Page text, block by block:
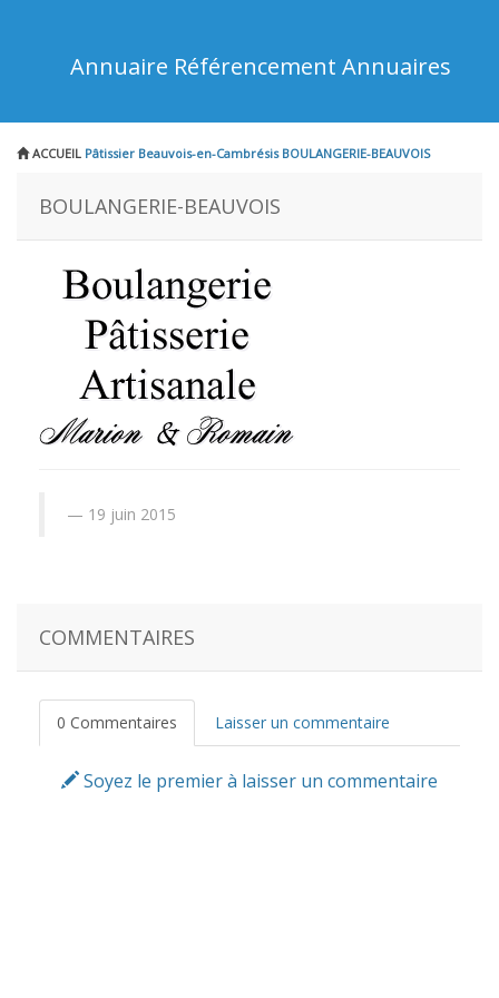
Annuaire Référencement Annuaires
ACCUEIL Pâtissier Beauvois-en-Cambrésis BOULANGERIE-BEAUVOIS
BOULANGERIE-BEAUVOIS
19 juin 2015
COMMENTAIRES
0 Commentaires Laisser un commentaire
Soyez le premier à laisser un commentaire